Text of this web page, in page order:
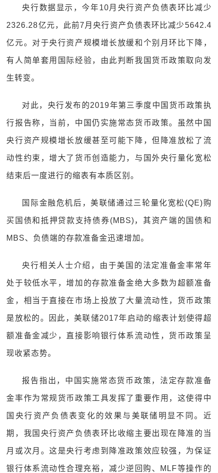
央行数据显示，今年10月央行资产负债表环比减少
2326.28亿元，此前7月央行资产负债表环比减少5642.4
亿元。对于央行资产规模增长放缓和个别月环比下降，
有人简单套用国际经验，由此判断我国货币政策取向发
生转变。
对此，央行发布的2019年第三季度中国货币政策执
行报告称，当前，中国仍实施常态货币政策。虽然中国
央行资产规模增长放缓甚至可能下降，但降准放松了流
动性约束，增大了货币创造能力，与国外央行量化宽松
结束后一度进行的缩表有本质区别。
国际金融危机后，美联储通过三轮量化宽松(QE)购
买国债和抵押贷款支持债券(MBS)，其资产端的国债和
MBS、负债端的存款准备金迅速增加。
央行相关人士介绍，由于美国的法定准备金率常年
处于较低水平，增加的存款准备金绝大多数为超额准备
金，相当于直接在市场上投放了大量流动性，货币政策
是放松的。因此，美联储2017年启动的缩表计划使得超
额准备金减少，直接影响银行体系流动性，货币政策呈
现收紧态势。
报告指出，中国实施常态货币政策，法定存款准备
金率作为常规货币政策工具发挥了重要作用，这使得中
国央行资产负债表变化的效果与美联储明显不同。近
期，我国央行资产负债表环比收缩主要出现在降准的当
月或次月。这是央行考虑到降准政策效应较强，为保证
银行体系流动性合理充裕，减少逆回购、MLF等操作的